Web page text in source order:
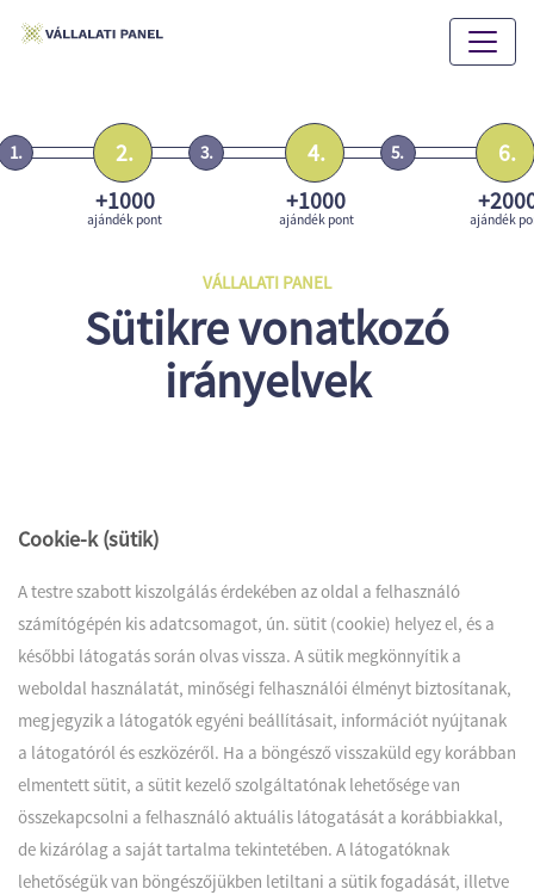
1.
2.
+1000
ajándék pont
3.
4.
+1000
ajándék pont
5.
6.
ajándék
VÁLLALATI PANEL
Sütikre vonatkozó
irányelvek
Cookie-k (sütik)
A testre szabott kiszolgálás érdekében az oldal a felhasználó
számítógépén kis adatcsomagot, ún. sütit (cookie) helyez el, és a
későbbi látogatás során olvas vissza. A sütik megkönnyítik a
weboldal használatát, minőségi felhasználói élményt biztosítanak,
megjegyzik a látogatók egyéni beállításait, információt nyújtanak
a látogatóról és eszközéről. Ha a böngésző visszaküld egy korábban
elmentett sütit, a sütit kezelő szolgáltatónak lehetősége van
összekapcsolni a felhasználó aktuális látogatását a korábbiakkal,
de kizárólag a saját tartalma tekintetében. A látogatóknak
lehetőségük van böngészőjükben letiltani a sütik fogadását, illetve